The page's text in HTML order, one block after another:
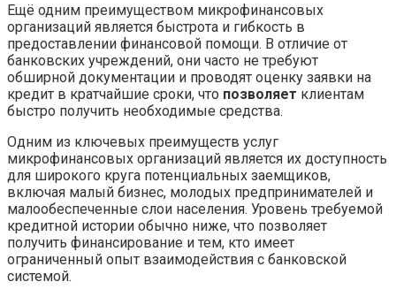
Ещё одним преимуществом микрофинансовых
организаций является быстрота и гибкость в
предоставлении финансовой помощи. В отличие от
банковских учреждений, они часто не требуют
обширной документации и проводят оценку заявки на
кредит в кратчайшие сроки, что позволяет клиентам
быстро получить необходимые средства.
Одним из ключевых преимуществ услуг
микрофинансовых организаций является их доступность
для широкого круга потенциальных заемщиков,
включая малый бизнес, молодых предпринимателей и
малообеспеченные слои населения. Уровень требуемой
кредитной истории обычно ниже, что позволяет
получить финансирование и тем, кто имеет
ограниченный опыт взаимодействия с банковской
системой.